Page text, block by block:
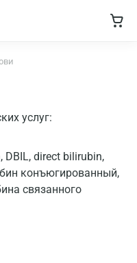
услуг:
direct bilirubin,
конъюгированный,
связанного